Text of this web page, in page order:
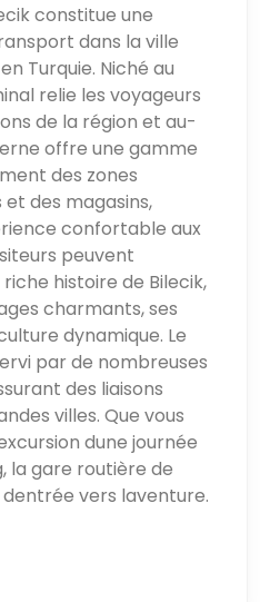
constitue une
dans la ville
Turquie. Niché au
relie les voyageurs
de la région et au-
offre une gamme
des zones
des magasins,
confortable aux
peuvent
histoire de Bilecik,
charmants, ses
dynamique. Le
par de nombreuses
des liaisons
villes. Que vous
dune journée
la gare routière de
vers laventure.